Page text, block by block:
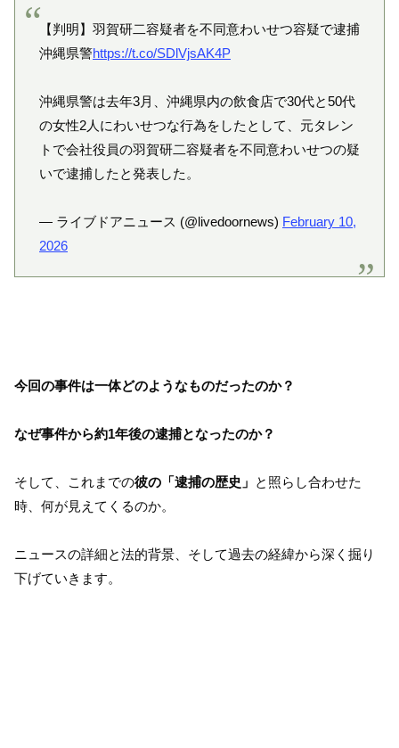
【判明】羽賀研二容疑者を不同意わいせつ容疑で逮捕
沖縄県警https://t.co/SDlVjsAK4P
沖縄県警は去年3月、沖縄県内の飲食店で30代と50代
の女性2人にわいせつな行為をしたとして、元タレン
トで会社役員の羽賀研二容疑者を不同意わいせつの疑
いで逮捕したと発表した。
— ライブドアニュース (@livedoornews) February 10,
2026
今回の事件は一体どのようなものだったのか？
なぜ事件から約1年後の逮捕となったのか？
そして、これまでの彼の「逮捕の歴史」 と照らし合わせた
時、何が見えてくるのか。
ニュースの詳細と法的背景、そして過去の経緯から深く掘り
下げていきます。